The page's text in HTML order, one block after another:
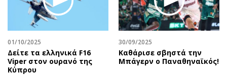
01/10/2025
Δείτε τα ελληνικά F16
Viper στον ουρανό της
Κύπρου
30/09/2025
Καθάρισε σβηστά την
Μπάγερν ο Παναθηναϊκός!